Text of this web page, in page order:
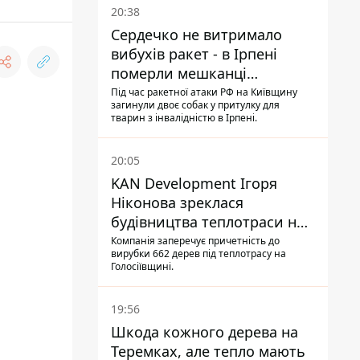
20:38
Сердечко не витримало
вибухів ракет - в Ірпені
померли мешканці
притулку для собак з
інвалідністю
Під час ракетної атаки РФ на Київщину
загинули двоє собак у притулку для
тварин з інвалідністю в Ірпені.
20:05
KAN Development Ігоря
Ніконова зреклася
будівництва теплотраси на
Теремках
Компанія заперечує причетність до
вирубки 662 дерев під теплотрасу на
Голосіївщині.
19:56
Шкода кожного дерева на
Теремках, але тепло мають